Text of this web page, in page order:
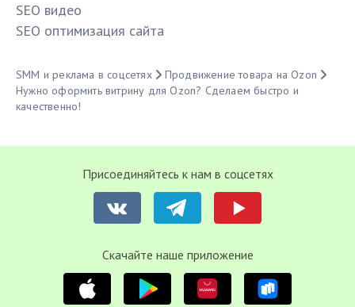
SЕО видео
SЕО оптимизация сайта
SMM и реклама в соцсетях
Продвижение товара на Ozon
Нужно оформить витрину для Ozon? Сделаем быстро и
качественно!
Присоединяйтесь к нам в соцсетях
Cкачайте наше приложение